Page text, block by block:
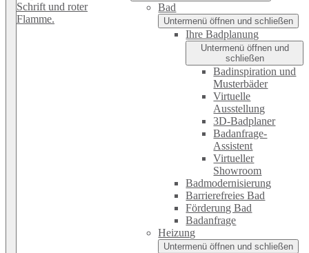
Bad
Untermenü öffnen und schließen
Ihre Badplanung
Untermenü öffnen und
schließen
Badinspiration und
Musterbäder
Virtuelle
Ausstellung
3D-Badplaner
Badanfrage-
Assistent
Virtueller
Showroom
Badmodernisierung
Barrierefreies Bad
Förderung Bad
Badanfrage
Heizung
Untermenü öffnen und schließen